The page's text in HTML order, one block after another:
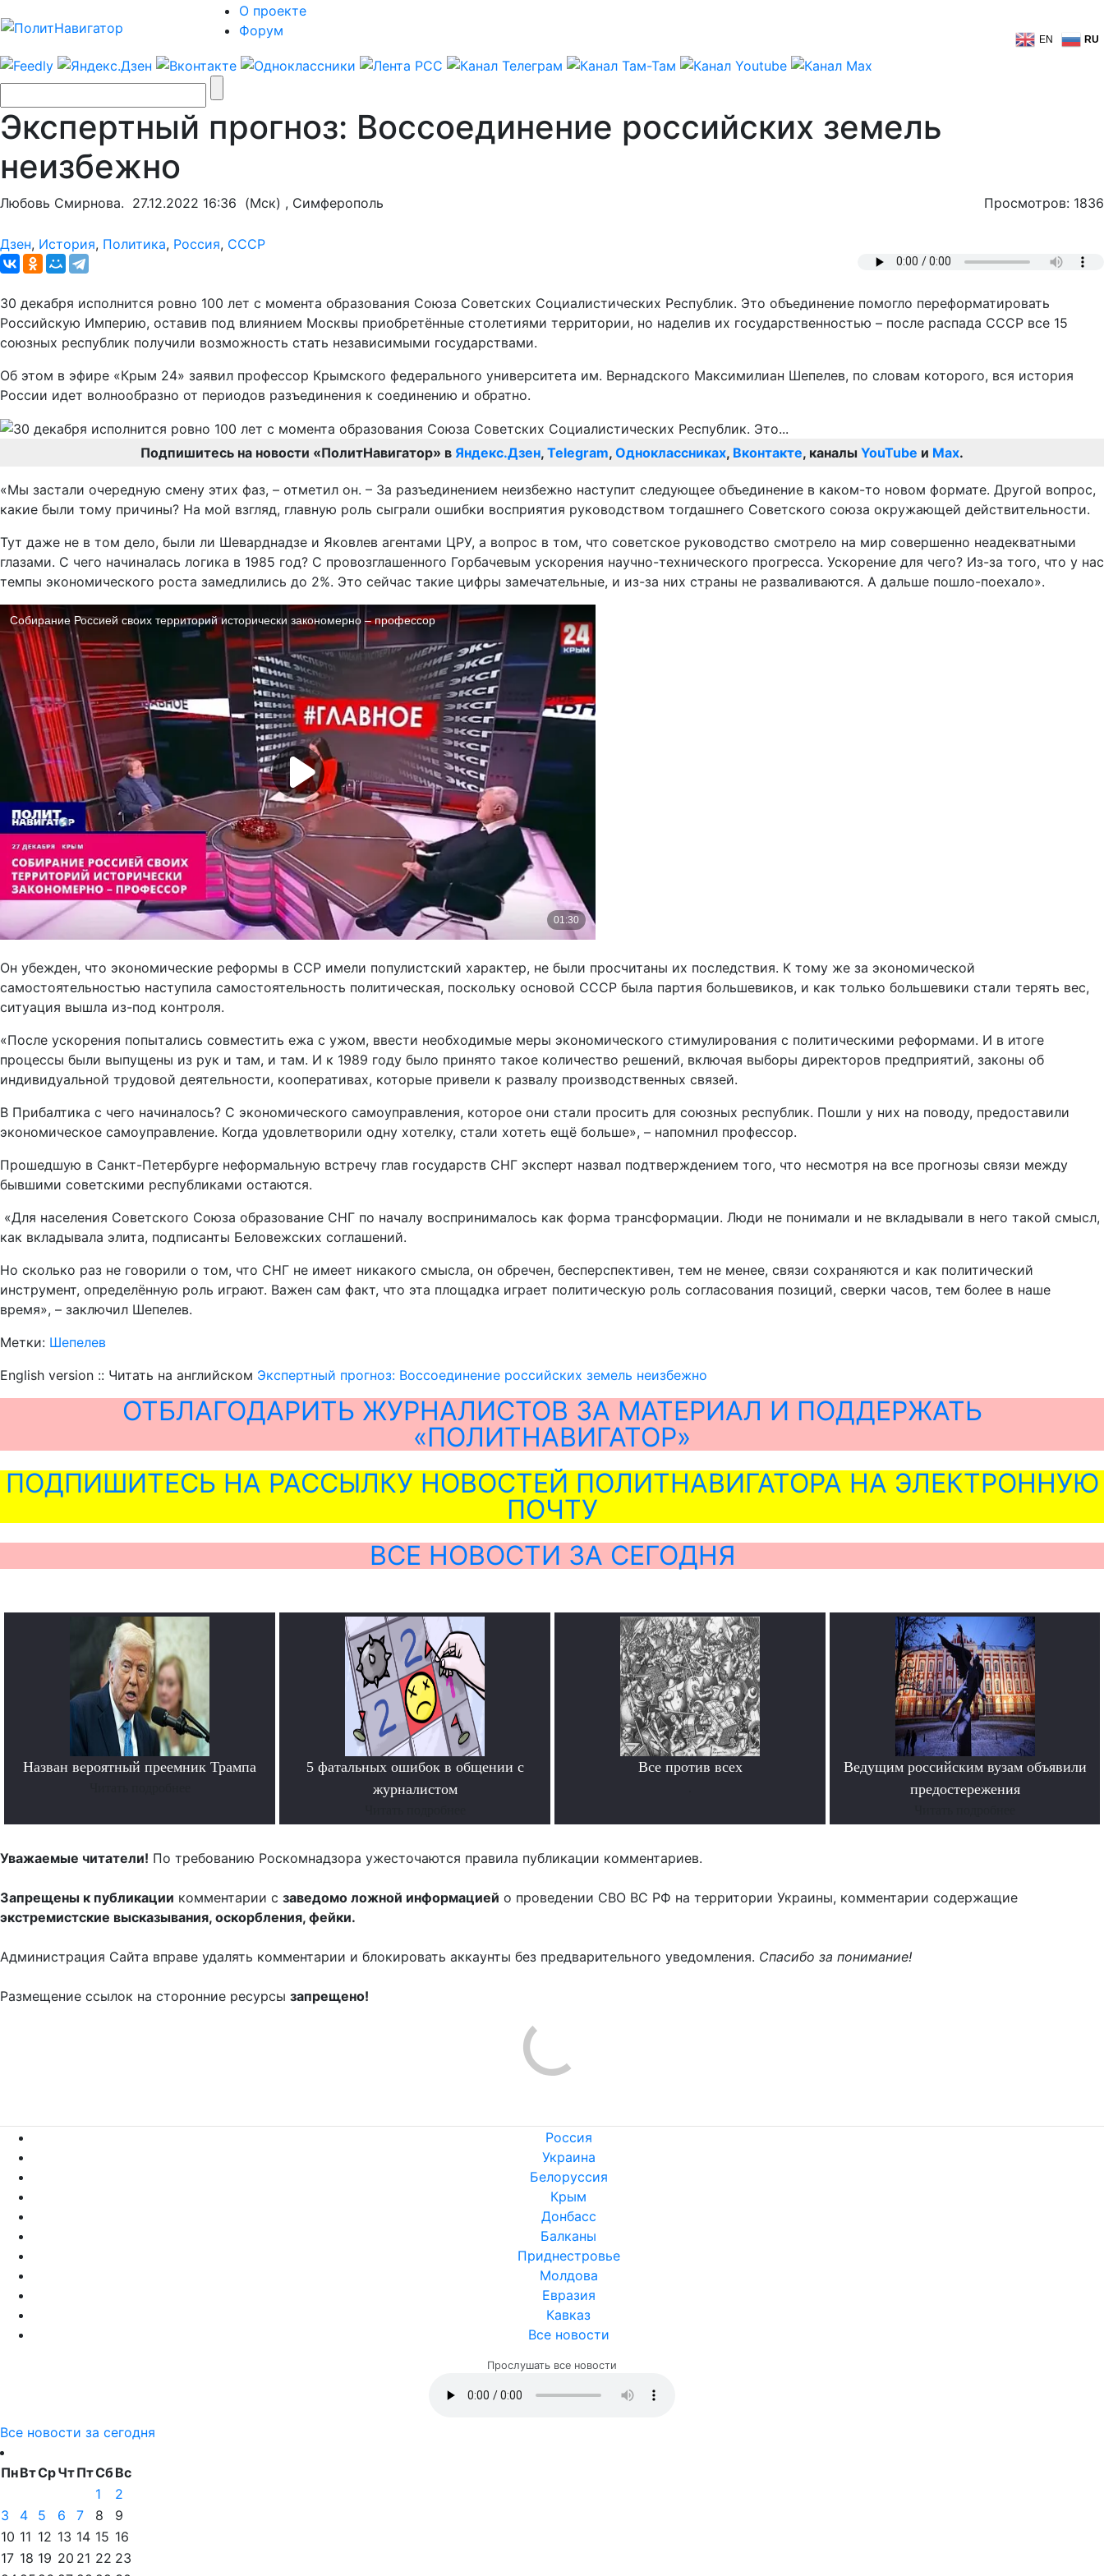
О проекте
Форум
EN RU
Экспертный прогноз: Воссоединение российских земель
неизбежно
Любовь Смирнова. 27.12.2022 16:36 (Мск) , Симферополь Просмотров: 1836
Дзен, История, Политика, Россия, СССР
30 декабря исполнится ровно 100 лет с момента образования Союза Советских Социалистических Республик. Это объединение помогло переформатировать
Российскую Империю, оставив под влиянием Москвы приобретённые столетиями территории, но наделив их государственностью – после распада СССР все 15
союзных республик получили возможность стать независимыми государствами.
Об этом в эфире «Крым 24» заявил профессор Крымского федерального университета им. Вернадского Максимилиан Шепелев, по словам которого, вся история
России идет волнообразно от периодов разъединения к соединению и обратно.
Подпишитесь на новости «ПолитНавигатор» в Яндекс.Дзен, Telegram, Одноклассниках, Вконтакте, каналы YouTube и Max.
«Мы застали очередную смену этих фаз, – отметил он. – За разъединением неизбежно наступит следующее объединение в каком-то новом формате. Другой вопрос,
какие были тому причины? На мой взгляд, главную роль сыграли ошибки восприятия руководством тогдашнего Советского союза окружающей действительности.
Тут даже не в том дело, были ли Шеварднадзе и Яковлев агентами ЦРУ, а вопрос в том, что советское руководство смотрело на мир совершенно неадекватными
глазами. С чего начиналась логика в 1985 год? С провозглашенного Горбачевым ускорения научно-технического прогресса. Ускорение для чего? Из-за того, что у нас
темпы экономического роста замедлились до 2%. Это сейчас такие цифры замечательные, и из-за них страны не разваливаются. А дальше пошло-поехало».
Он убежден, что экономические реформы в ССР имели популистский характер, не были просчитаны их последствия. К тому же за экономической
самостоятельностью наступила самостоятельность политическая, поскольку основой СССР была партия большевиков, и как только большевики стали терять вес,
ситуация вышла из-под контроля.
«После ускорения попытались совместить ежа с ужом, ввести необходимые меры экономического стимулирования с политическими реформами. И в итоге
процессы были выпущены из рук и там, и там. И к 1989 году было принято такое количество решений, включая выборы директоров предприятий, законы об
индивидуальной трудовой деятельности, кооперативах, которые привели к развалу производственных связей.
В Прибалтика с чего начиналось? С экономического самоуправления, которое они стали просить для союзных республик. Пошли у них на поводу, предоставили
экономическое самоуправление. Когда удовлетворили одну хотелку, стали хотеть ещё больше», – напомнил профессор.
Прошедшую в Санкт-Петербурге неформальную встречу глав государств СНГ эксперт назвал подтверждением того, что несмотря на все прогнозы связи между
бывшими советскими республиками остаются.
«Для населения Советского Союза образование СНГ по началу воспринималось как форма трансформации. Люди не понимали и не вкладывали в него такой смысл,
как вкладывала элита, подписанты Беловежских соглашений.
Но сколько раз не говорили о том, что СНГ не имеет никакого смысла, он обречен, бесперспективен, тем не менее, связи сохраняются и как политический
инструмент, определённую роль играют. Важен сам факт, что эта площадка играет политическую роль согласования позиций, сверки часов, тем более в наше
время», – заключил Шепелев.
Метки: Шепелев
English version :: Читать на английском Экспертный прогноз: Воссоединение российских земель неизбежно
ОТБЛАГОДАРИТЬ ЖУРНАЛИСТОВ ЗА МАТЕРИАЛ И ПОДДЕРЖАТЬ
«ПОЛИТНАВИГАТОР»
ПОДПИШИТЕСЬ НА РАССЫЛКУ НОВОСТЕЙ ПОЛИТНАВИГАТОРА НА ЭЛЕКТРОННУЮ
ПОЧТУ
ВСЕ НОВОСТИ ЗА СЕГОДНЯ
Назван вероятный преемник Трампа
5 фатальных ошибок в общении с
журналистом
Все против всех
Ведущим российским вузам объявили
предостережения
Уважаемые читатели! По требованию Роскомнадзора ужесточаются правила публикации комментариев.
Запрещены к публикации комментарии с заведомо ложной информацией о проведении СВО ВС РФ на территории Украины, комментарии содержащие
экстремистские высказывания, оскорбления, фейки.
Администрация Сайта вправе удалять комментарии и блокировать аккаунты без предварительного уведомления. Спасибо за понимание!
Размещение ссылок на сторонние ресурсы запрещено!
Россия
Украина
Белоруссия
Крым
Донбасс
Балканы
Приднестровье
Молдова
Евразия
Кавказ
Все новости
Прослушать все новости
Все новости за сегодня
ПнВтСрЧтПтСбВс
1
2
3
4 5 6 7 8
9
10 11 12 13 14 15 16
17 18 19 20 21 22 23